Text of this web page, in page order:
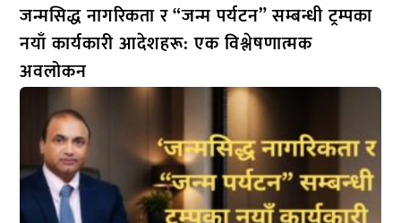
जन्मसिद्ध नागरिकता र “जन्म पर्यटन” सम्बन्धी ट्रम्पका
नयाँ कार्यकारी आदेशहरू: एक विश्लेषणात्मक
अवलोकन